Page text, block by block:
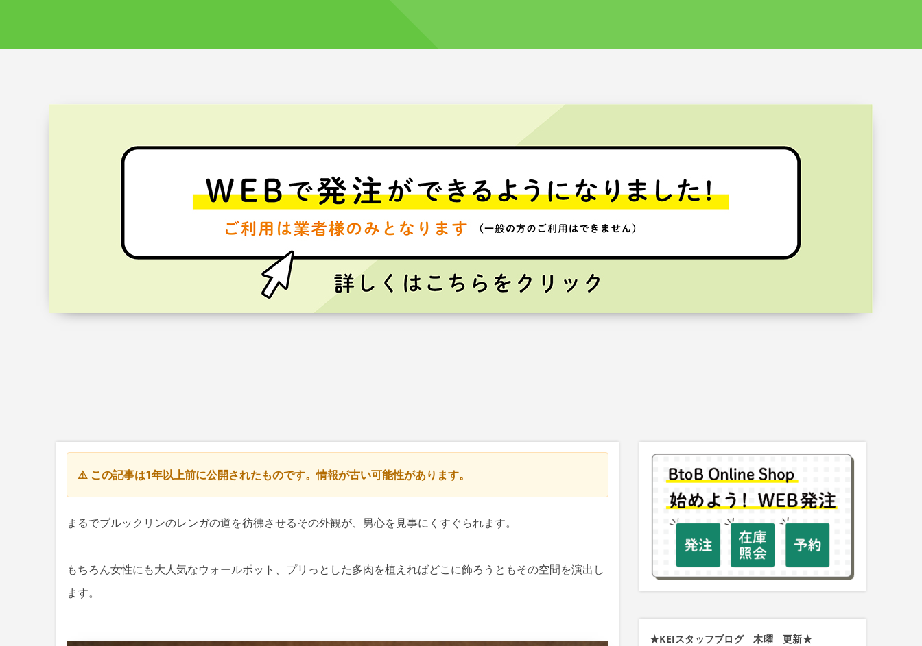
⚠️ この記事は1年以上前に公開されたものです。情報が古い可能性があります。
まるでブルックリンのレンガの道を彷彿させるその外観が、男心を見事にくすぐられます。
もちろん女性にも大人気なウォールポット、プリっとした多肉を植えればどこに飾ろうともその空間を演出し
ます。
★KEIスタッフブログ 木曜 更新★